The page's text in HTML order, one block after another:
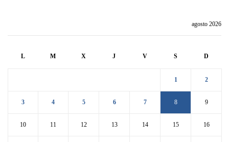
agosto 2026
L M X J V S D
1 2
3 4 5 6 7 8 9
10 11 12 13 14 15 16